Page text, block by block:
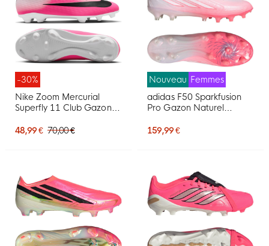
-30%
Nike Zoom Mercurial
Superfly 11 Club Gazon
Chaussures de Foot (MG)
48,99 € 70,00 €
Nouveau Femmes
adidas F50 Sparkfusion
Pro Gazon Naturel
Foot (MG) Femmes Rose
159,99 €